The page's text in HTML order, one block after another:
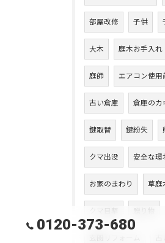
部屋改修 子供
大木 庭木お手入れ
庭師 エアコン使用
古い倉庫 倉庫のカ
鍵取替 鍵紛失
クマ出没 安全な環
お家のまわり 草庭
0120-373-680